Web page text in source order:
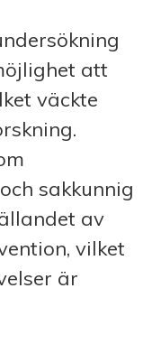
att
väckte
sakkunnig
av
vilket
är